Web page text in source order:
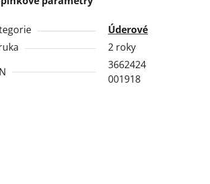
Úderové
2 roky
3662424
001918